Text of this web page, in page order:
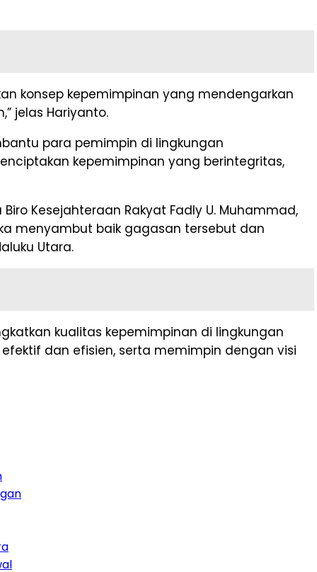
konsep kepemimpinan yang mendengarkan
jelas Hariyanto.
para pemimpin di lingkungan
kepemimpinan yang berintegritas,
Kesejahteraan Rakyat Fadly U. Muhammad,
menyambut baik gagasan tersebut dan
Utara.
kualitas kepemimpinan di lingkungan
dan efisien, serta memimpin dengan visi